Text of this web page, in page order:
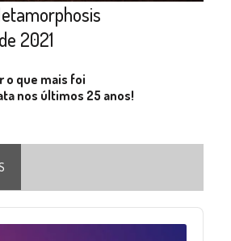
2021
o que mais foi
nos últimos 25 anos!